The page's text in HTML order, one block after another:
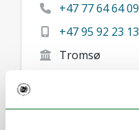
+47 77 64 64 09
+47 95 92 23 13
Tromsø